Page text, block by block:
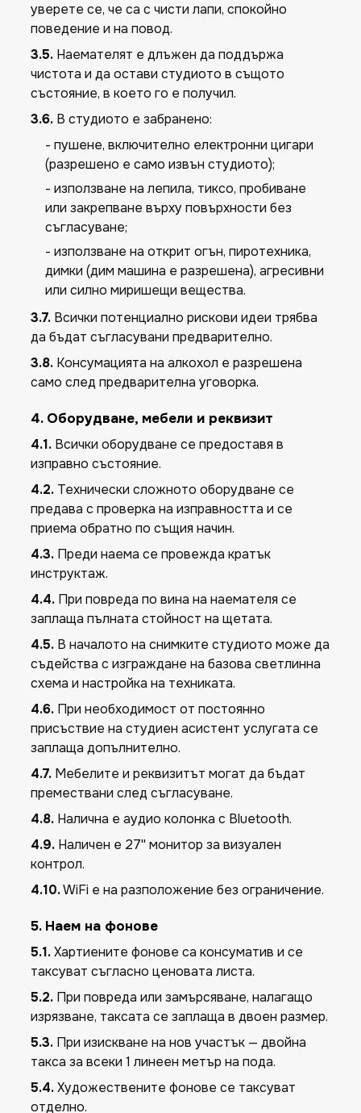
уверете се, че са с чисти лапи, спокойно
поведение и на повод.
3.5. Наемателят е длъжен да поддържа
чистота и да остави студиото в същото
състояние, в което го е получил.
3.6. В студиото е забранено:
- пушене, включително електронни цигари
(разрешено е само извън студиото);
- използване на лепила, тиксо, пробиване
или закрепване върху повърхности без
съгласуване;
- използване на открит огън, пиротехника,
димки (дим машина е разрешена), агресивни
или силно миришещи вещества.
3.7. Всички потенциално рискови идеи трябва
да бъдат съгласувани предварително.
3.8. Консумацията на алкохол е разрешена
само след предварителна уговорка.
4. Оборудване, мебели и реквизит
4.1. Всички оборудване се предоставя в
изправно състояние.
4.2. Технически сложното оборудване се
предава с проверка на изправността и се
приема обратно по същия начин.
4.3. Преди наема се провежда кратък
инструктаж.
4.4. При повреда по вина на наемателя се
заплаща пълната стойност на щетата.
4.5. В началото на снимките студиото може да
съдейства с изграждане на базова светлинна
схема и настройка на техниката.
4.6. При необходимост от постоянно
присъствие на студиен асистент услугата се
заплаща допълнително.
4.7. Мебелите и реквизитът могат да бъдат
премествани след съгласуване.
4.8. Налична е аудио колонка с Bluetooth.
4.9. Наличен е 27'' монитор за визуален
контрол.
4.10.WiFi е на разположение без ограничение.
5. Наем на фонове
5.1.Хартиените фонове са консуматив и се
таксуват съгласно ценовата листа.
5.2. При повреда или замърсяване, налагащо
изрязване, таксата се заплаща в двоен размер.
5.3. При изискване на нов участък — двойна
такса за всеки 1 линеен метър на пода.
5.4.Художествените фонове се таксуват
отделно.